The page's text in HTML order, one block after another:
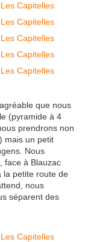
que nous
(pyramide à 4
prendrons non
mais un petit
Nous
face à Blauzac
la petite route de
nous
séparent des